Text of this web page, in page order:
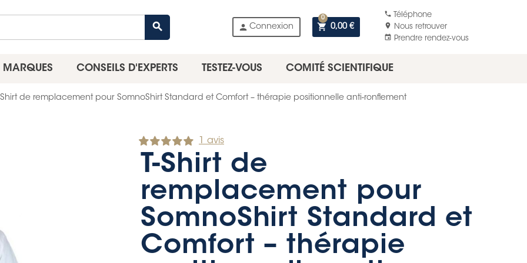
search person Connexion shopping_cart 0,00 €
0
phone Téléphone
location_on
Nous retrouver
event
Prendre rendez-vous
MARQUES CONSEILS D'EXPERTS TESTEZ-VOUS COMITÉ SCIENTIFIQUE
Shirt de remplacement pour SomnoShirt Standard et Comfort – thérapie positionnelle anti-ronflement
1 avis
T-Shirt de
remplacement pour
SomnoShirt Standard et
Comfort – thérapie